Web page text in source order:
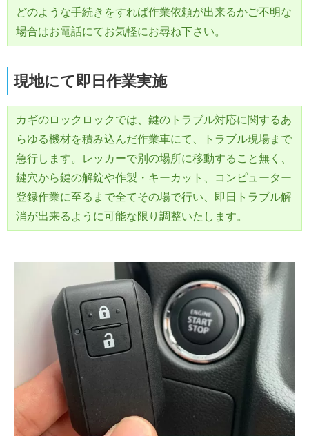
どのような手続きをすれば作業依頼が出来るかご不明な
場合はお電話にてお気軽にお尋ね下さい。
現地にて即日作業実施
カギのロックロックでは、鍵のトラブル対応に関するあ
らゆる機材を積み込んだ作業車にて、トラブル現場まで
急行します。レッカーで別の場所に移動すること無く、
鍵穴から鍵の解錠や作製・キーカット、コンピューター
登録作業に至るまで全てその場で行い、即日トラブル解
消が出来るように可能な限り調整いたします。